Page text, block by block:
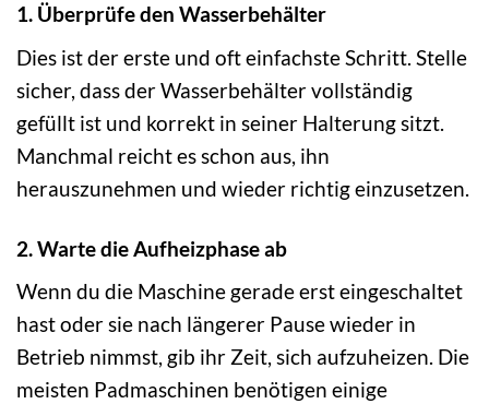
1. Überprüfe den Wasserbehälter
Dies ist der erste und oft einfachste Schritt. Stelle
sicher, dass der Wasserbehälter vollständig
gefüllt ist und korrekt in seiner Halterung sitzt.
Manchmal reicht es schon aus, ihn
herauszunehmen und wieder richtig einzusetzen.
2. Warte die Aufheizphase ab
Wenn du die Maschine gerade erst eingeschaltet
hast oder sie nach längerer Pause wieder in
Betrieb nimmst, gib ihr Zeit, sich aufzuheizen. Die
meisten Padmaschinen benötigen einige